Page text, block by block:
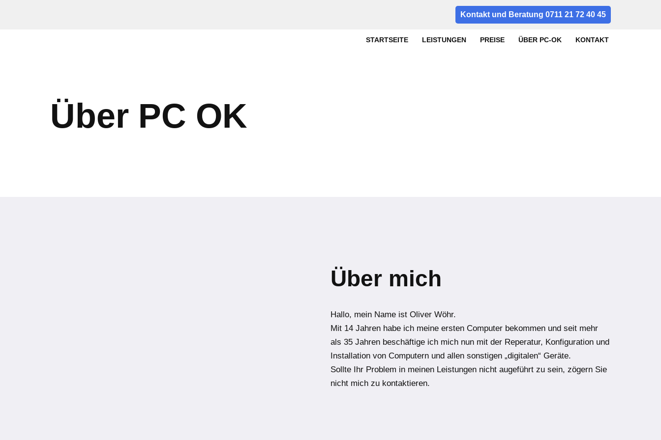
Kontakt und Beratung 0711 21 72 40 45
STARTSEITE LEISTUNGEN PREISE ÜBER PC-OK KONTAKT
Über PC OK
Über mich
Hallo, mein Name ist Oliver Wöhr.
Mit 14 Jahren habe ich meine ersten Computer bekommen und seit mehr
als 35 Jahren beschäftige ich mich nun mit der Reperatur, Konfiguration und
Installation von Computern und allen sonstigen „digitalen“ Geräte.
Sollte Ihr Problem in meinen Leistungen nicht augeführt zu sein, zögern Sie
nicht mich zu kontaktieren.